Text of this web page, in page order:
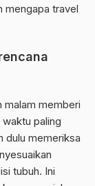
mengapa travel
malam memberi
paling
dulu memeriksa
tubuh. Ini